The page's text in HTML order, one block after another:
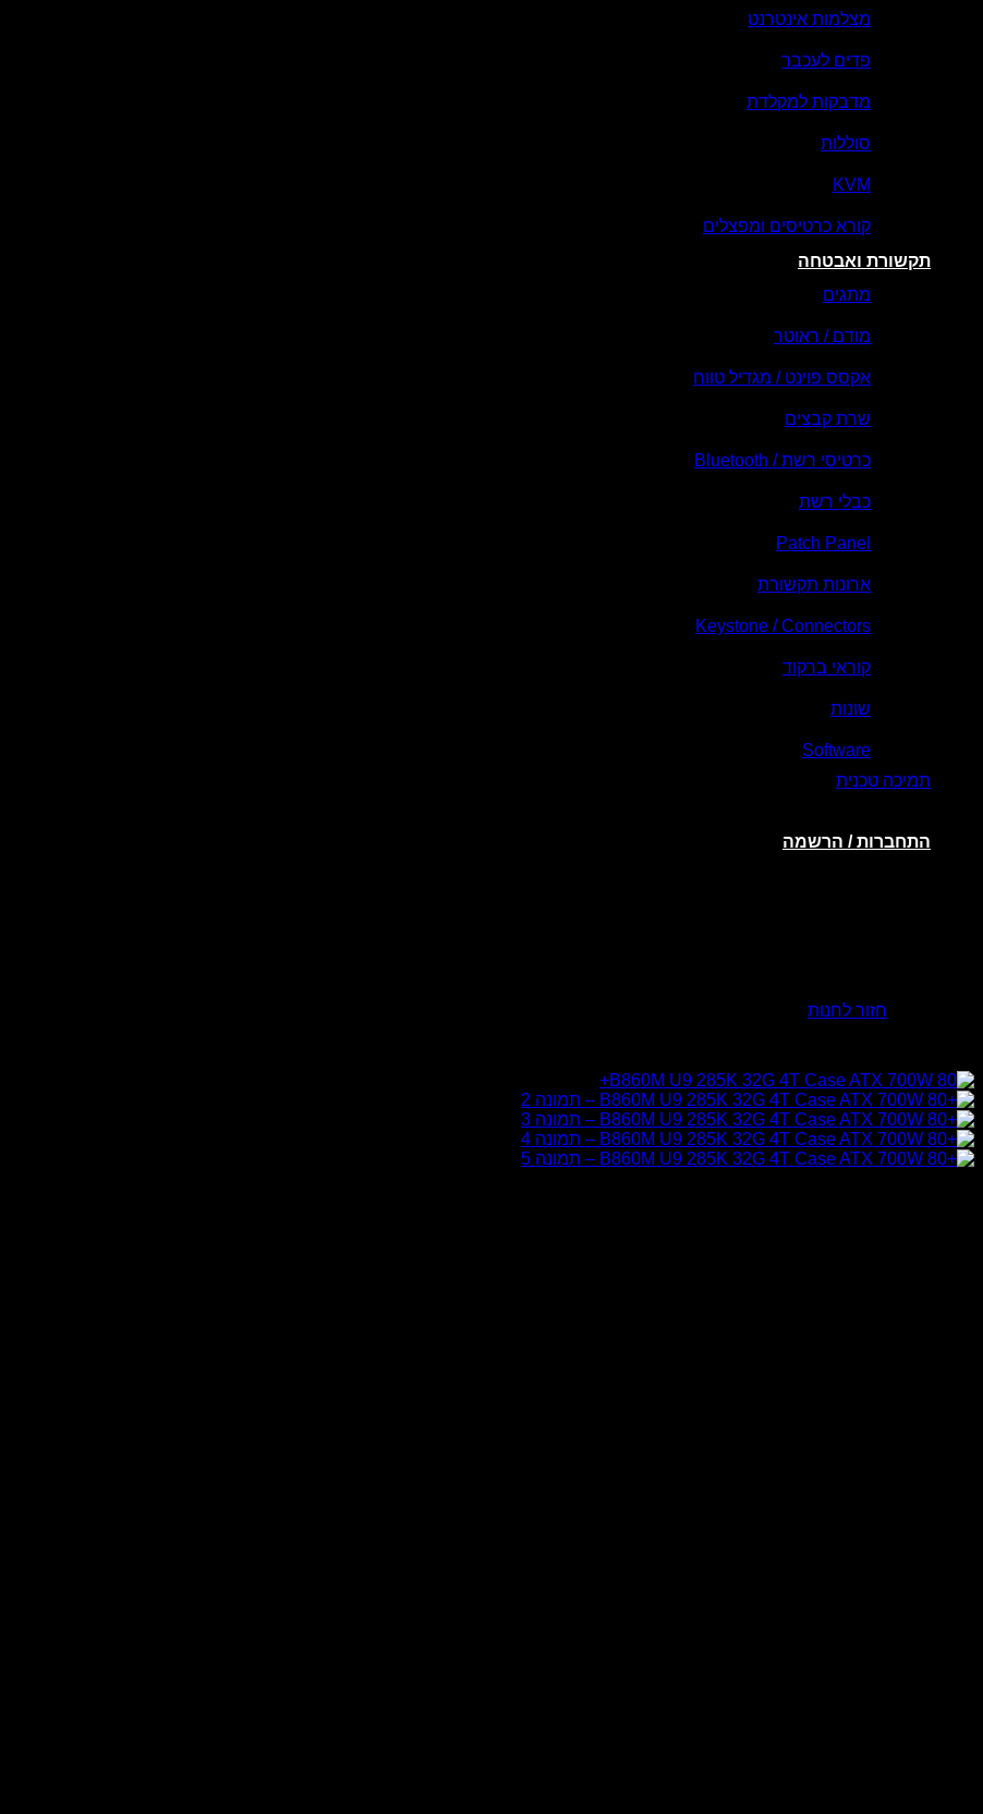
מצלמות אינטרנט
פדים לעכבר
מדבקות למקלדת
סוללות
KVM
קורא כרטיסים ומפצלים
תקשורת ואבטחה
מתגים
מודם / ראוטר
אקסס פוינט / מגדיל טווח
שרת קבצים
כרטיסי רשת / Bluetooth
כבלי רשת
Patch Panel
ארונות תקשורת
Keystone / Connectors
קוראי ברקוד
שונות
Software
תמיכה טכנית
התחברות / הרשמה
חזור לחנות